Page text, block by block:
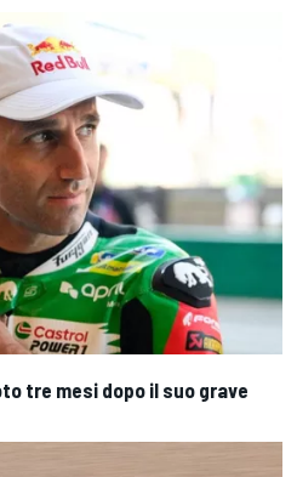
tre mesi dopo il suo grave